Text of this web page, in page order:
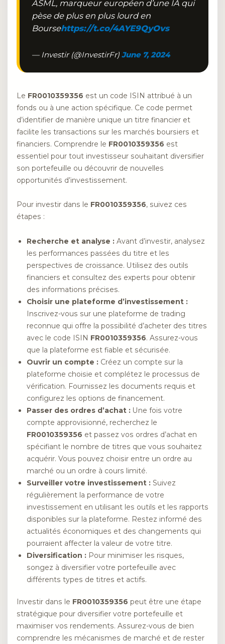
ASML, marqueur européen d’une IA qui
pèse de plus en plus lourd en
Boursehttps://t.co/4AYE9QyOvs
— Investir (@InvestirFr) June 7, 2024
Le FR0010359356 est un code ISIN attribué à un
fonds ou à une action spécifique. Ce code permet
d’identifier de manière unique un titre financier et
facilite les transactions sur les marchés boursiers et
financiers. Comprendre le FR0010359356 est
essentiel pour tout investisseur souhaitant diversifier
son portefeuille ou découvrir de nouvelles
opportunités d’investissement.
Pour investir dans le FR0010359356, suivez ces
étapes :
Recherche et analyse : Avant d’investir, analysez
les performances passées du titre et les
perspectives de croissance. Utilisez des outils
financiers et consultez des experts pour obtenir
des informations précises.
Choisir une plateforme d’investissement :
Inscrivez-vous sur une plateforme de trading
reconnue qui offre la possibilité d’acheter des titres
avec le code ISIN FR0010359356. Assurez-vous
que la plateforme est fiable et sécurisée.
Ouvrir un compte : Créez un compte sur la
plateforme choisie et complétez le processus de
vérification. Fournissez les documents requis et
configurez les options de financement.
Passer des ordres d’achat : Une fois votre
compte approvisionné, recherchez le
FR0010359356 et passez vos ordres d’achat en
spécifiant le nombre de titres que vous souhaitez
acquérir. Vous pouvez choisir entre un ordre au
marché ou un ordre à cours limité.
Surveiller votre investissement : Suivez
régulièrement la performance de votre
investissement en utilisant les outils et les rapports
disponibles sur la plateforme. Restez informé des
actualités économiques et des changements qui
pourraient affecter la valeur de votre titre.
Diversification : Pour minimiser les risques,
songez à diversifier votre portefeuille avec
différents types de titres et actifs.
Investir dans le FR0010359356 peut être une étape
stratégique pour diversifier votre portefeuille et
maximiser vos rendements. Assurez-vous de bien
comprendre les mécanismes de marché et de rester